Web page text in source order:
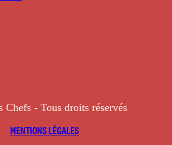
Chefs - Tous droits réservés
MENTIONS LÉGALES